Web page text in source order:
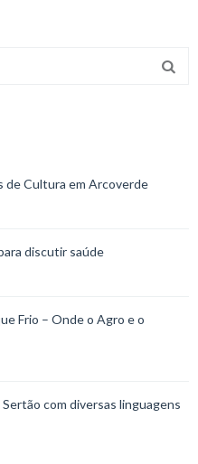
de Cultura em Arcoverde
discutir saúde
Frio – Onde o Agro e o
com diversas linguagens